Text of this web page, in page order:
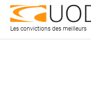
Les convictions des meilleurs